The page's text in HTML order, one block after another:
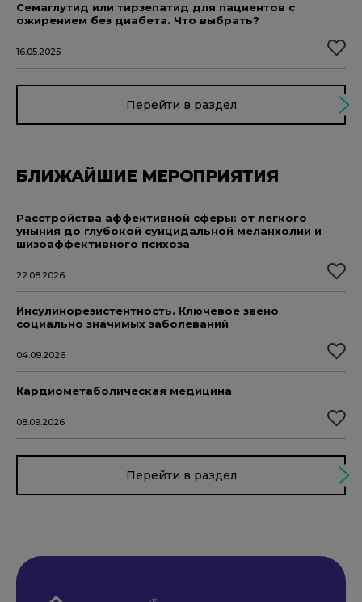
Семаглутид или тирзепатид для пациентов с
ожирением без диабета. Что выбрать?
16.05.2025
Перейти в раздел
БЛИЖАЙШИЕ МЕРОПРИЯТИЯ
Расстройства аффективной сферы: от легкого
уныния до глубокой суицидальной меланхолии и
шизоаффективного психоза
22.08.2026
Инсулинорезистентность. Ключевое звено
социально значимых заболеваний
04.09.2026
Кардиометаболическая медицина
08.09.2026
Перейти в раздел